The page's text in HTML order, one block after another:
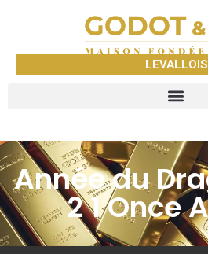
LEVALLOIS
Année du
2 1 Once